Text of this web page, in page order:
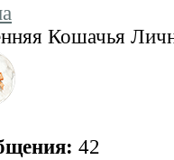
Кошачья
42